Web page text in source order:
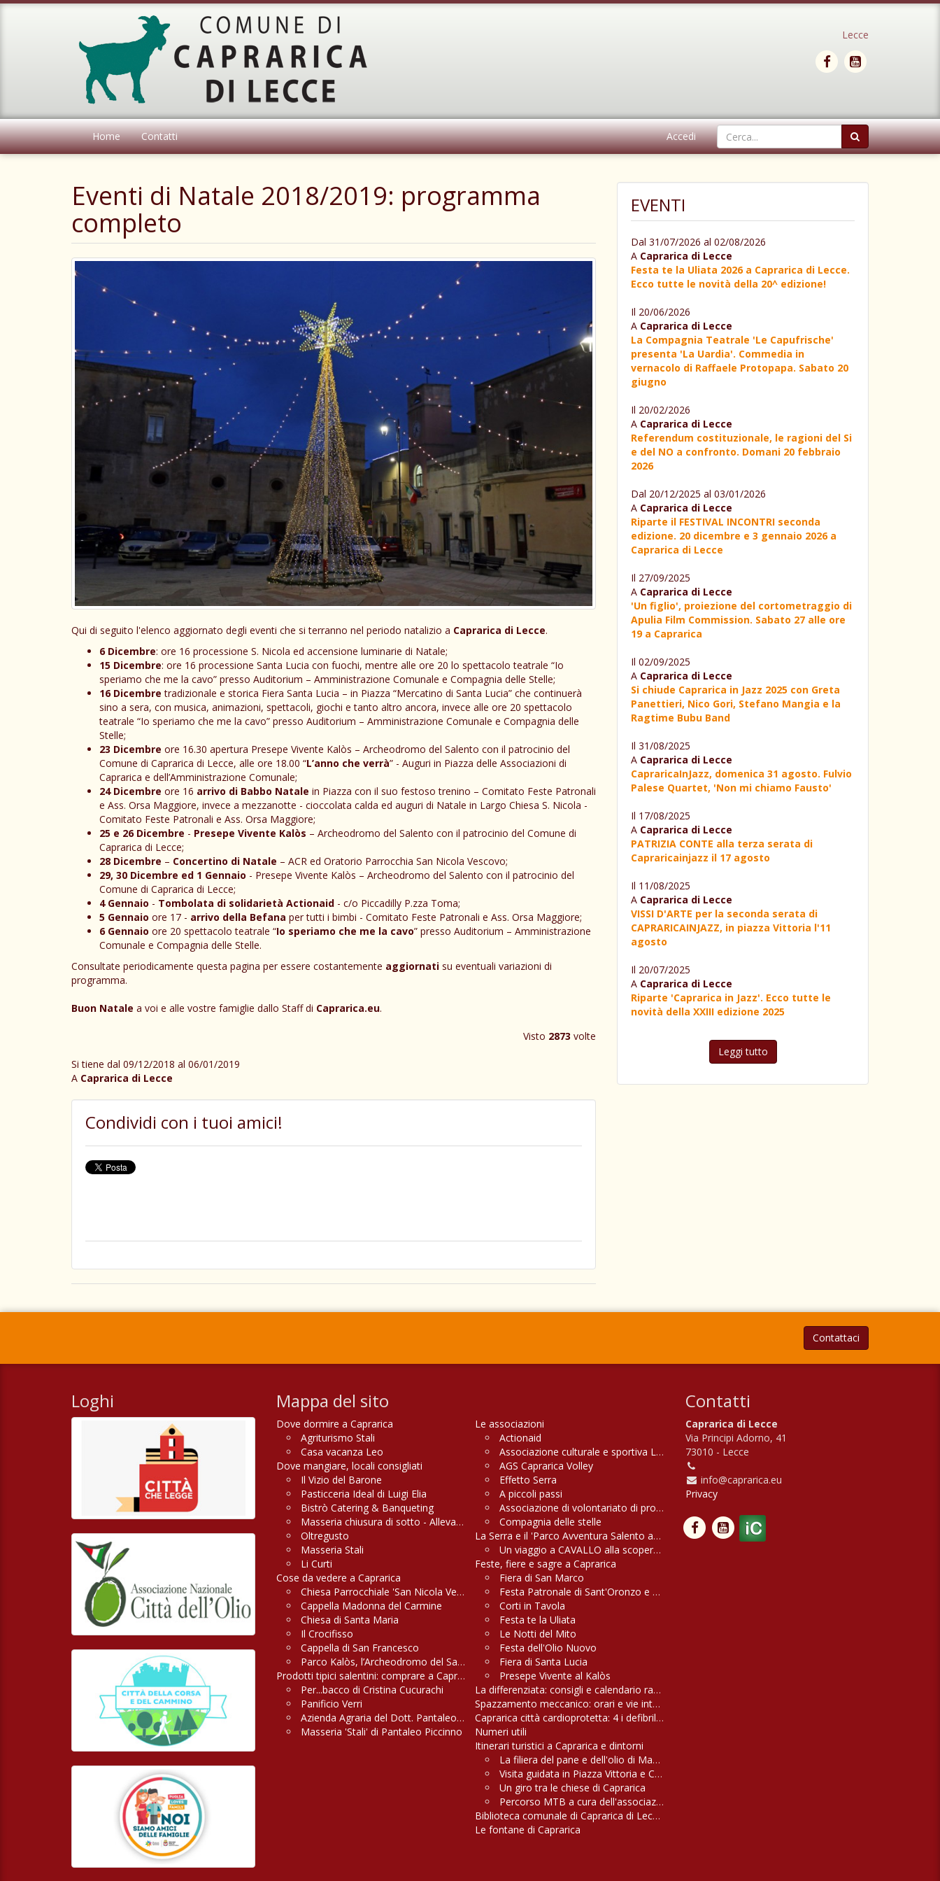
Lecce
Home Contatti Accedi
Eventi di Natale 2018/2019: programma
completo
Qui di seguito l'elenco aggiornato degli eventi che si terranno nel periodo natalizio a Caprarica di Lecce.
6 Dicembre: ore 16 processione S. Nicola ed accensione luminarie di Natale;
15 Dicembre: ore 16 processione Santa Lucia con fuochi, mentre alle ore 20 lo spettacolo teatrale “Io
speriamo che me la cavo” presso Auditorium – Amministrazione Comunale e Compagnia delle Stelle;
16 Dicembre tradizionale e storica Fiera Santa Lucia – in Piazza “Mercatino di Santa Lucia” che continuerà
sino a sera, con musica, animazioni, spettacoli, giochi e tanto altro ancora, invece alle ore 20 spettacolo
teatrale “Io speriamo che me la cavo” presso Auditorium – Amministrazione Comunale e Compagnia delle
Stelle;
23 Dicembre ore 16.30 apertura Presepe Vivente Kalòs – Archeodromo del Salento con il patrocinio del
Comune di Caprarica di Lecce, alle ore 18.00 “L’anno che verrà” - Auguri in Piazza delle Associazioni di
Caprarica e dell’Amministrazione Comunale;
24 Dicembre ore 16 arrivo di Babbo Natale in Piazza con il suo festoso trenino – Comitato Feste Patronali
e Ass. Orsa Maggiore, invece a mezzanotte - cioccolata calda ed auguri di Natale in Largo Chiesa S. Nicola -
Comitato Feste Patronali e Ass. Orsa Maggiore;
25 e 26 Dicembre - Presepe Vivente Kalòs – Archeodromo del Salento con il patrocinio del Comune di
Caprarica di Lecce;
28 Dicembre – Concertino di Natale – ACR ed Oratorio Parrocchia San Nicola Vescovo;
29, 30 Dicembre ed 1 Gennaio - Presepe Vivente Kalòs – Archeodromo del Salento con il patrocinio del
Comune di Caprarica di Lecce;
4 Gennaio - Tombolata di solidarietà Actionaid - c/o Piccadilly P.zza Toma;
5 Gennaio ore 17 - arrivo della Befana per tutti i bimbi - Comitato Feste Patronali e Ass. Orsa Maggiore;
6 Gennaio ore 20 spettacolo teatrale “Io speriamo che me la cavo” presso Auditorium – Amministrazione
Comunale e Compagnia delle Stelle.
Consultate periodicamente questa pagina per essere costantemente aggiornati su eventuali variazioni di
programma.
Buon Natale a voi e alle vostre famiglie dallo Staff di Caprarica.eu.
Visto 2873 volte
Si tiene dal 09/12/2018 al 06/01/2019
A Caprarica di Lecce
Condividi con i tuoi amici!
EVENTI
Dal 31/07/2026 al 02/08/2026
A Caprarica di Lecce
Festa te la Uliata 2026 a Caprarica di Lecce.
Ecco tutte le novità della 20^ edizione!
Il 20/06/2026
A Caprarica di Lecce
La Compagnia Teatrale 'Le Capufrische'
presenta 'La Uardia'. Commedia in
vernacolo di Raffaele Protopapa. Sabato 20
giugno
Il 20/02/2026
A Caprarica di Lecce
Referendum costituzionale, le ragioni del Si
e del NO a confronto. Domani 20 febbraio
2026
Dal 20/12/2025 al 03/01/2026
A Caprarica di Lecce
Riparte il FESTIVAL INCONTRI seconda
edizione. 20 dicembre e 3 gennaio 2026 a
Caprarica di Lecce
Il 27/09/2025
A Caprarica di Lecce
'Un figlio', proiezione del cortometraggio di
Apulia Film Commission. Sabato 27 alle ore
19 a Caprarica
Il 02/09/2025
A Caprarica di Lecce
Si chiude Caprarica in Jazz 2025 con Greta
Panettieri, Nico Gori, Stefano Mangia e la
Ragtime Bubu Band
Il 31/08/2025
A Caprarica di Lecce
CapraricaInJazz, domenica 31 agosto. Fulvio
Palese Quartet, 'Non mi chiamo Fausto'
Il 17/08/2025
A Caprarica di Lecce
PATRIZIA CONTE alla terza serata di
Capraricainjazz il 17 agosto
Il 11/08/2025
A Caprarica di Lecce
VISSI D'ARTE per la seconda serata di
CAPRARICAINJAZZ, in piazza Vittoria l'11
agosto
Il 20/07/2025
A Caprarica di Lecce
Riparte 'Caprarica in Jazz'. Ecco tutte le
novità della XXIII edizione 2025
Leggi tutto
Contattaci
Loghi Mappa del sito
Dove dormire a Caprarica
Agriturismo Stali
Casa vacanza Leo
Dove mangiare, locali consigliati
Il Vizio del Barone
Pasticceria Ideal di Luigi Elia
Bistrò Catering & Banqueting
Masseria chiusura di sotto - Allevamenti, Macelleria e Griglieria
Oltregusto
Masseria Stali
Li Curti
Cose da vedere a Caprarica
Chiesa Parrocchiale 'San Nicola Vescovo'
Cappella Madonna del Carmine
Chiesa di Santa Maria
Il Crocifisso
Cappella di San Francesco
Parco Kalòs, l’Archeodromo del Salento
Prodotti tipici salentini: comprare a Caprarica conviene
Per...bacco di Cristina Cucurachi
Panificio Verri
Azienda Agraria del Dott. Pantaleo Greco
Masseria 'Stali' di Pantaleo Piccinno
Le associazioni
Actionaid
Associazione culturale e sportiva Levante
AGS Caprarica Volley
Effetto Serra
A piccoli passi
Associazione di volontariato di protezione civile 'Orsa maggiore'
Compagnia delle stelle
La Serra e il 'Parco Avventura Salento adventures'
Un viaggio a CAVALLO alla scoperta del SALENTO più autentico
Feste, fiere e sagre a Caprarica
Fiera di San Marco
Festa Patronale di Sant'Oronzo e San Nicola
Corti in Tavola
Festa te la Uliata
Le Notti del Mito
Festa dell'Olio Nuovo
Fiera di Santa Lucia
Presepe Vivente al Kalòs
La differenziata: consigli e calendario raccolta
Spazzamento meccanico: orari e vie interessate
Caprarica città cardioprotetta: 4 i defibrillatori in dotazione
Numeri utili
Itinerari turistici a Caprarica e dintorni
La filiera del pane e dell'olio di Masseria Stali
Visita guidata in Piazza Vittoria e Castello Baronale
Un giro tra le chiese di Caprarica
Percorso MTB a cura dell'associazione 'EFFETTO SERRA'
Biblioteca comunale di Caprarica di Lecce. Panchine di cortile e di campagna
Le fontane di Caprarica
Contatti
Caprarica di Lecce
Via Principi Adorno, 41
73010 - Lecce
info@caprarica.eu
Privacy